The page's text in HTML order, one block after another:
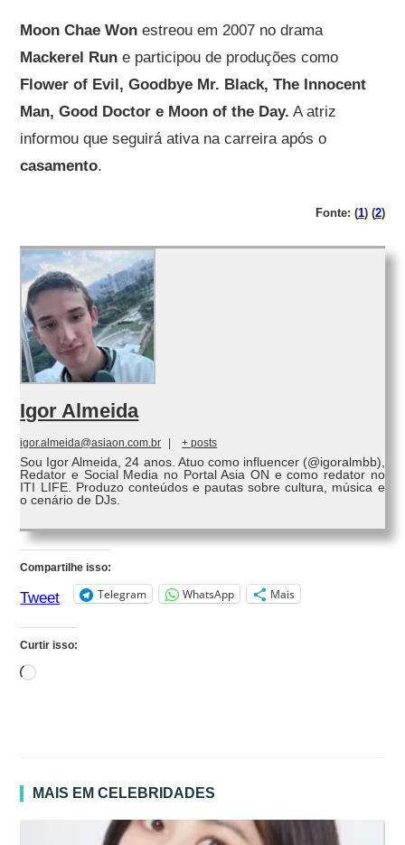
Moon Chae Won estreou em 2007 no drama
Mackerel Run e participou de produções como
Flower of Evil, Goodbye Mr. Black, The Innocent
Man, Good Doctor e Moon of the Day. A atriz
informou que seguirá ativa na carreira após o
casamento.
Fonte: (1) (2)
Igor Almeida
igor.almeida@asiaon.com.br + posts
Sou Igor Almeida, 24 anos. Atuo como influencer (@igoralmbb),
Redator e Social Media no Portal Asia ON e como redator no
ITI LIFE. Produzo conteúdos e pautas sobre cultura, música e
o cenário de DJs.
Compartilhe isso:
Tweet Telegram WhatsApp Mais
Curtir isso:
Carregando...
MAIS EM CELEBRIDADES